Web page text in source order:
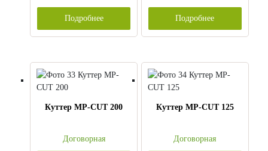
Подробнее Подробнее
Куттер MP-CUT 200
Договорная
Куттер MP-CUT 125
Договорная